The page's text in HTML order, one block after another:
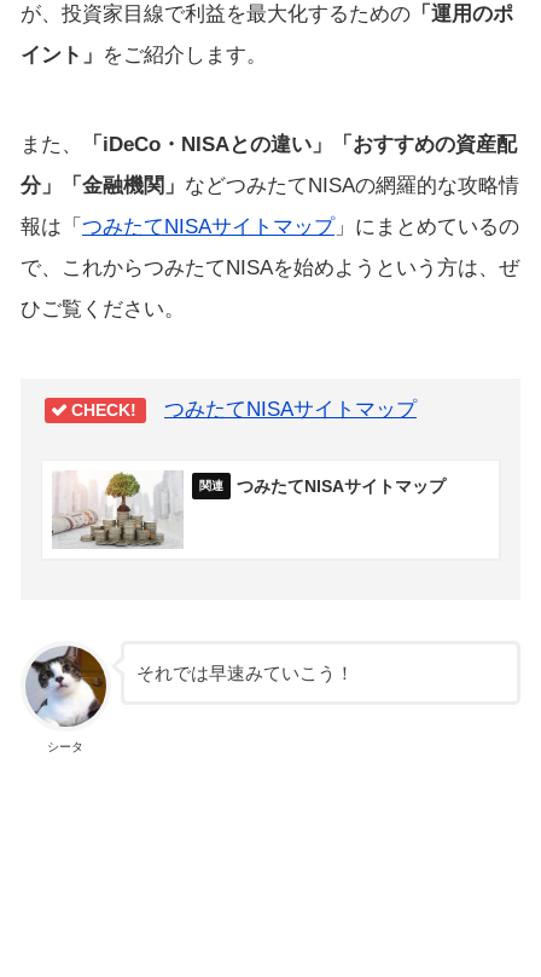
が、投資家目線で利益を最大化するための 「運用のポ
イント」 をご紹介します。
また、
「iDeCo・NISAとの違い」「おすすめの資産配
分」「金融機関」 などつみたてNISAの網羅的な攻略情
報は「 つみたてNISAサイトマップ」にまとめているの
で、これからつみたてNISAを始めようという方は、ぜ
ひご覧ください。
CHECK! つみたてNISAサイトマップ
つみたてNISAサイトマップ
シータ
それでは早速みていこう！